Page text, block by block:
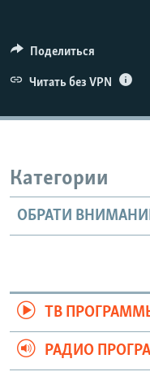
Поделиться
Читать без VPN
Категории
ОБРАТИ
ТВ
РАДИО